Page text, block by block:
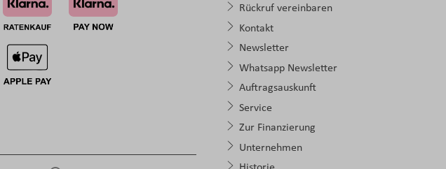
Rückruf vereinbaren
Kontakt
Newsletter
Whatsapp Newsletter
Auftragsauskunft
Service
Zur Finanzierung
Unternehmen